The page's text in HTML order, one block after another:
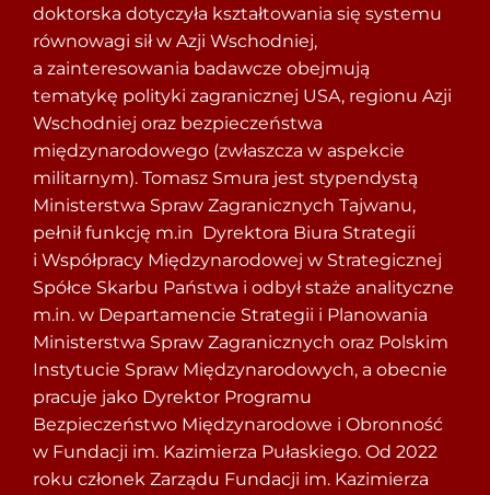
doktorska dotyczyła kształtowania się systemu
równowagi sił w Azji Wschodniej,
a zainteresowania badawcze obejmują
tematykę polityki zagranicznej USA, regionu Azji
Wschodniej oraz bezpieczeństwa
międzynarodowego (zwłaszcza w aspekcie
militarnym). Tomasz Smura jest stypendystą
Ministerstwa Spraw Zagranicznych Tajwanu,
pełnił funkcję m.in Dyrektora Biura Strategii
i Współpracy Międzynarodowej w Strategicznej
Spółce Skarbu Państwa i odbył staże analityczne
m.in. w Departamencie Strategii i Planowania
Ministerstwa Spraw Zagranicznych oraz Polskim
Instytucie Spraw Międzynarodowych, a obecnie
pracuje jako Dyrektor Programu
Bezpieczeństwo Międzynarodowe i Obronność
w Fundacji im. Kazimierza Pułaskiego. Od 2022
roku członek Zarządu Fundacji im. Kazimierza